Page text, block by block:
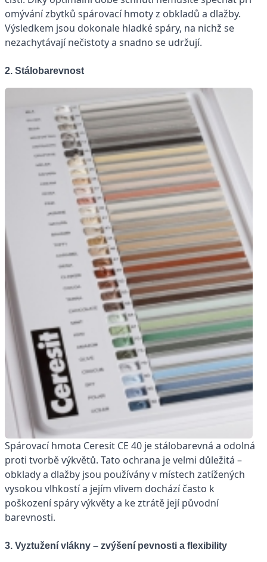
omývání zbytků spárovací hmoty z obkladů a dlažby.
Výsledkem jsou dokonale hladké spáry, na nichž se
nezachytávají nečistoty a snadno se udržují.
2. Stálobarevnost
Spárovací hmota Ceresit CE 40 je stálobarevná a odolná
proti tvorbě výkvětů. Tato ochrana je velmi důležitá –
obklady a dlažby jsou používány v místech zatížených
vysokou vlhkostí a jejím vlivem dochází často k
poškození spáry výkvěty a ke ztrátě její původní
barevnosti.
3. Vyztužení vlákny – zvýšení pevnosti a flexibility